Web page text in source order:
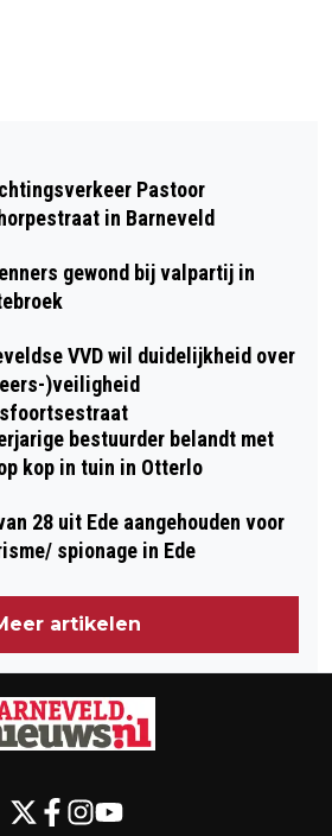
BOTST MET ZIJN
EN BELANDT IN
OVER
Pastoor
in Barneveld
gewond bij valpartij in
VVD wil duidelijkheid over
)veiligheid
bestuurder belandt met
kop in tuin in Otterlo
28 uit Ede aangehouden voor
spionage in Ede
artikelen